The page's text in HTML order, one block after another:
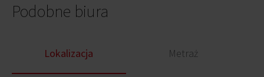
Podobne biura
Lokalizacja Metraż